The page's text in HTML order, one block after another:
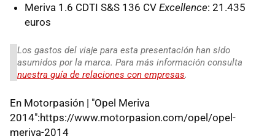
Meriva 1.6 CDTI S&S 136 CV Excellence: 21.435
euros
Los gastos del viaje para esta presentación han sido
asumidos por la marca. Para más información consulta
nuestra guía de relaciones con empresas.
En Motorpasión | "Opel Meriva
2014":https://www.motorpasion.com/opel/opel-
meriva-2014